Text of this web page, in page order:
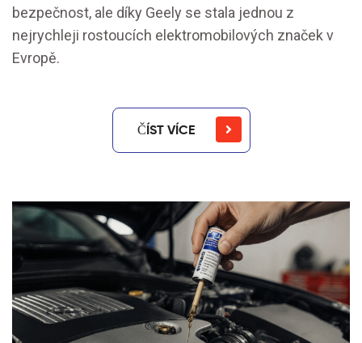
bezpečnost, ale díky Geely se stala jednou z
nejrychleji rostoucích elektromobilových značek v
Evropě.
ČÍST VÍCE